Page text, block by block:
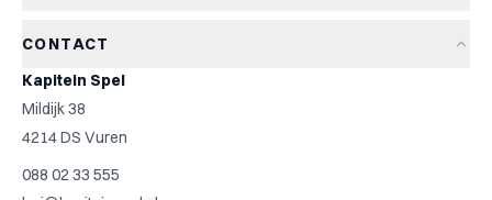
Kinderspellen
Top 10
Spelregels
Contact
CONTACT
Kapitein Spel
Mildijk 38
4214 DS Vuren
088 02 33 555